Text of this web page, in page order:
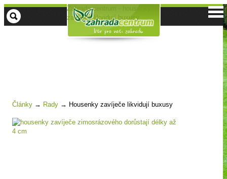
Zahrada centrum - housenky
zavíječe likvidují buxusy
Články → Rady → Housenky zavíječe likvidují buxusy